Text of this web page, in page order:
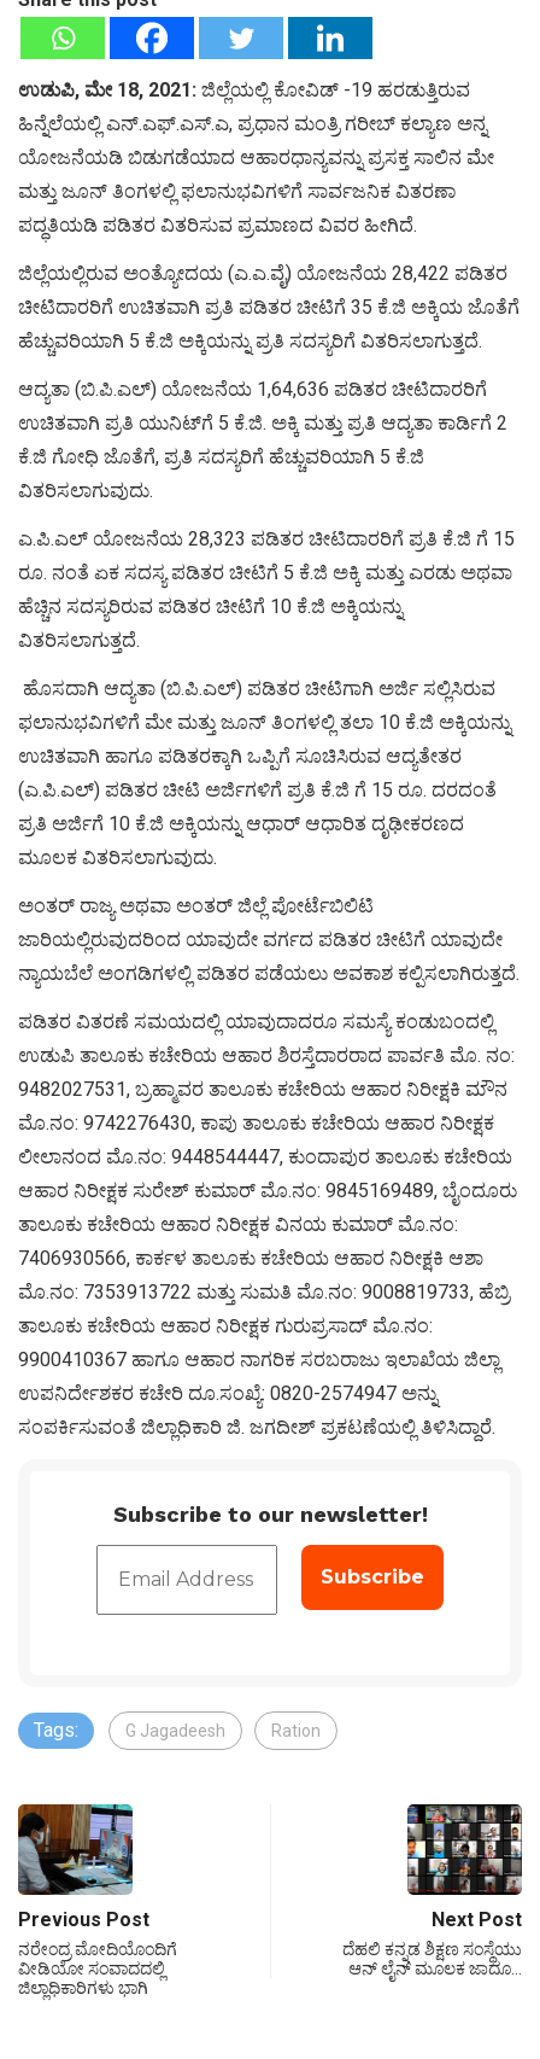
ಉಡುಪಿ, ಮೇ 18, 2021: ಜಿಲ್ಲೆಯಲ್ಲಿ ಕೋವಿಡ್ -19 ಹರಡುತ್ತಿರುವ
ಹಿನ್ನೆಲೆಯಲ್ಲಿ ಎನ್.ಎಫ್.ಎಸ್.ಎ, ಪ್ರಧಾನ ಮಂತ್ರಿ ಗರೀಬ್ ಕಲ್ಯಾಣ ಅನ್ನ
ಯೋಜನೆಯಡಿ ಬಿಡುಗಡೆಯಾದ ಆಹಾರಧಾನ್ಯವನ್ನು ಪ್ರಸಕ್ತ ಸಾಲಿನ ಮೇ
ಮತ್ತು ಜೂನ್ ತಿಂಗಳಲ್ಲಿ ಫಲಾನುಭವಿಗಳಿಗೆ ಸಾರ್ವಜನಿಕ ವಿತರಣಾ
ಪದ್ಧತಿಯಡಿ ಪಡಿತರ ವಿತರಿಸುವ ಪ್ರಮಾಣದ ವಿವರ ಹೀಗಿದೆ.
ಜಿಲ್ಲೆಯಲ್ಲಿರುವ ಅಂತ್ಯೋದಯ (ಎ.ಎ.ವೈ) ಯೋಜನೆಯ 28,422 ಪಡಿತರ
ಚೀಟಿದಾರರಿಗೆ ಉಚಿತವಾಗಿ ಪ್ರತಿ ಪಡಿತರ ಚೀಟಿಗೆ 35 ಕೆ.ಜಿ ಅಕ್ಕಿಯ ಜೊತೆಗೆ
ಹೆಚ್ಚುವರಿಯಾಗಿ 5 ಕೆ.ಜಿ ಅಕ್ಕಿಯನ್ನು ಪ್ರತಿ ಸದಸ್ಯರಿಗೆ ವಿತರಿಸಲಾಗುತ್ತದೆ.
ಆದ್ಯತಾ (ಬಿ.ಪಿ.ಎಲ್) ಯೋಜನೆಯ 1,64,636 ಪಡಿತರ ಚೀಟಿದಾರರಿಗೆ
ಉಚಿತವಾಗಿ ಪ್ರತಿ ಯುನಿಟ್‌ಗೆ 5 ಕೆ.ಜಿ. ಅಕ್ಕಿ ಮತ್ತು ಪ್ರತಿ ಆದ್ಯತಾ ಕಾರ್ಡಿಗೆ 2
ಕೆ.ಜಿ ಗೋಧಿ ಜೊತೆಗೆ, ಪ್ರತಿ ಸದಸ್ಯರಿಗೆ ಹೆಚ್ಚುವರಿಯಾಗಿ 5 ಕೆ.ಜಿ
ವಿತರಿಸಲಾಗುವುದು.
ಎ.ಪಿ.ಎಲ್ ಯೋಜನೆಯ 28,323 ಪಡಿತರ ಚೀಟಿದಾರರಿಗೆ ಪ್ರತಿ ಕೆ.ಜಿ ಗೆ 15
ರೂ. ನಂತೆ ಏಕ ಸದಸ್ಯ ಪಡಿತರ ಚೀಟಿಗೆ 5 ಕೆ.ಜಿ ಅಕ್ಕಿ ಮತ್ತು ಎರಡು ಅಥವಾ
ಹೆಚ್ಚಿನ ಸದಸ್ಯರಿರುವ ಪಡಿತರ ಚೀಟಿಗೆ 10 ಕೆ.ಜಿ ಅಕ್ಕಿಯನ್ನು
ವಿತರಿಸಲಾಗುತ್ತದೆ.
ಹೊಸದಾಗಿ ಆದ್ಯತಾ (ಬಿ.ಪಿ.ಎಲ್) ಪಡಿತರ ಚೀಟಿಗಾಗಿ ಅರ್ಜಿ ಸಲ್ಲಿಸಿರುವ
ಫಲಾನುಭವಿಗಳಿಗೆ ಮೇ ಮತ್ತು ಜೂನ್ ತಿಂಗಳಲ್ಲಿ ತಲಾ 10 ಕೆ.ಜಿ ಅಕ್ಕಿಯನ್ನು
ಉಚಿತವಾಗಿ ಹಾಗೂ ಪಡಿತರಕ್ಕಾಗಿ ಒಪ್ಪಿಗೆ ಸೂಚಿಸಿರುವ ಆದ್ಯತೇತರ
(ಎ.ಪಿ.ಎಲ್) ಪಡಿತರ ಚೀಟಿ ಅರ್ಜಿಗಳಿಗೆ ಪ್ರತಿ ಕೆ.ಜಿ ಗೆ 15 ರೂ. ದರದಂತೆ
ಪ್ರತಿ ಅರ್ಜಿಗೆ 10 ಕೆ.ಜಿ ಅಕ್ಕಿಯನ್ನು ಆಧಾರ್ ಆಧಾರಿತ ದೃಢೀಕರಣದ
ಮೂಲಕ ವಿತರಿಸಲಾಗುವುದು.
ಅಂತರ್ ರಾಜ್ಯ ಅಥವಾ ಅಂತರ್ ಜಿಲ್ಲೆ ಪೋರ್ಟೆಬಿಲಿಟಿ
ಜಾರಿಯಲ್ಲಿರುವುದರಿಂದ ಯಾವುದೇ ವರ್ಗದ ಪಡಿತರ ಚೀಟಿಗೆ ಯಾವುದೇ
ನ್ಯಾಯಬೆಲೆ ಅಂಗಡಿಗಳಲ್ಲಿ ಪಡಿತರ ಪಡೆಯಲು ಅವಕಾಶ ಕಲ್ಪಿಸಲಾಗಿರುತ್ತದೆ.
ಪಡಿತರ ವಿತರಣೆ ಸಮಯದಲ್ಲಿ ಯಾವುದಾದರೂ ಸಮಸ್ಯೆ ಕಂಡುಬಂದಲ್ಲಿ
ಉಡುಪಿ ತಾಲೂಕು ಕಚೇರಿಯ ಆಹಾರ ಶಿರಸ್ತೆದಾರರಾದ ಪಾರ್ವತಿ ಮೊ. ನಂ:
9482027531, ಬ್ರಹ್ಮಾವರ ತಾಲೂಕು ಕಚೇರಿಯ ಆಹಾರ ನಿರೀಕ್ಷಕಿ ಮೌನ
ಮೊ.ನಂ: 9742276430, ಕಾಪು ತಾಲೂಕು ಕಚೇರಿಯ ಆಹಾರ ನಿರೀಕ್ಷಕ
ಲೀಲಾನಂದ ಮೊ.ನಂ: 9448544447, ಕುಂದಾಪುರ ತಾಲೂಕು ಕಚೇರಿಯ
ಆಹಾರ ನಿರೀಕ್ಷಕ ಸುರೇಶ್ ಕುಮಾರ್ ಮೊ.ನಂ: 9845169489, ಬೈಂದೂರು
ತಾಲೂಕು ಕಚೇರಿಯ ಆಹಾರ ನಿರೀಕ್ಷಕ ವಿನಯ ಕುಮಾರ್ ಮೊ.ನಂ:
7406930566, ಕಾರ್ಕಳ ತಾಲೂಕು ಕಚೇರಿಯ ಆಹಾರ ನಿರೀಕ್ಷಕಿ ಆಶಾ
ಮೊ.ನಂ: 7353913722 ಮತ್ತು ಸುಮತಿ ಮೊ.ನಂ: 9008819733, ಹೆಬ್ರಿ
ತಾಲೂಕು ಕಚೇರಿಯ ಆಹಾರ ನಿರೀಕ್ಷಕ ಗುರುಪ್ರಸಾದ್ ಮೊ.ನಂ:
9900410367 ಹಾಗೂ ಆಹಾರ ನಾಗರಿಕ ಸರಬರಾಜು ಇಲಾಖೆಯ ಜಿಲ್ಲಾ
ಉಪನಿರ್ದೇಶಕರ ಕಚೇರಿ ದೂ.ಸಂಖ್ಯೆ: 0820-2574947 ಅನ್ನು
ಸಂಪರ್ಕಿಸುವಂತೆ ಜಿಲ್ಲಾಧಿಕಾರಿ ಜಿ. ಜಗದೀಶ್ ಪ್ರಕಟಣೆಯಲ್ಲಿ ತಿಳಿಸಿದ್ದಾರೆ.
Subscribe to our newsletter!
Tags: G Jagadeesh Ration
Previous Post
ನರೇಂದ್ರ ಮೋದಿಯೊಂದಿಗೆ
ವೀಡಿಯೋ ಸಂವಾದದಲ್ಲಿ
ಜಿಲ್ಲಾಧಿಕಾರಿಗಳು ಭಾಗಿ
Next Post
ದೆಹಲಿ ಕನ್ನಡ ಶಿಕ್ಷಣ ಸಂಸ್ಥೆಯು
ಆನ್ ಲೈನ್ ಮೂಲಕ ಜಾದೂ…